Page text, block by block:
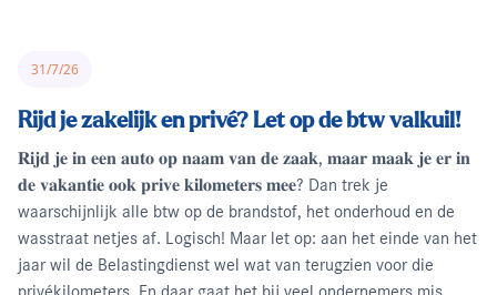
31/7/26
Rijd je zakelijk en privé? Let op de btw valkuil!
𝐑𝐢𝐣𝐝 𝐣𝐞 𝐢𝐧 𝐞𝐞𝐧 𝐚𝐮𝐭𝐨 𝐨𝐩 𝐧𝐚𝐚𝐦 𝐯𝐚𝐧 𝐝𝐞 𝐳𝐚𝐚𝐤, 𝐦𝐚𝐚𝐫 𝐦𝐚𝐚𝐤 𝐣𝐞 𝐞𝐫 𝐢𝐧
𝐝𝐞 𝐯𝐚𝐤𝐚𝐧𝐭𝐢𝐞 𝐨𝐨𝐤 𝐩𝐫𝐢𝐯𝐞 𝐤𝐢𝐥𝐨𝐦𝐞𝐭𝐞𝐫𝐬 𝐦𝐞𝐞? Dan trek je
waarschijnlijk alle btw op de brandstof, het onderhoud en de
wasstraat netjes af. Logisch! Maar let op: aan het einde van het
jaar wil de Belastingdienst wel wat van terugzien voor die
privékilometers. En daar gaat het bij veel ondernemers mis.